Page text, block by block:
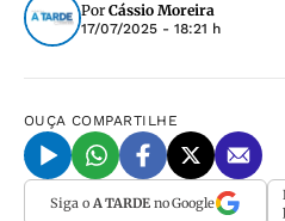
Por Cássio Moreira
17/07/2025 - 18:21 h
OUÇA COMPARTILHE
Siga o A TARDEno Google